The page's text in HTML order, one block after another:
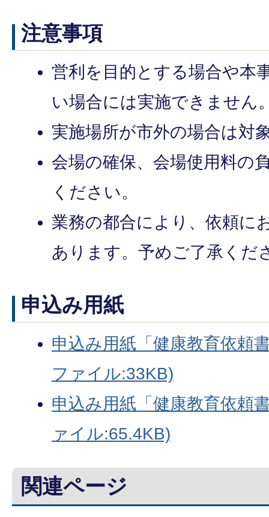
注意事項
営利を目的とする場合や本
い場合には実施できません
実施場所が市外の場合は対
会場の確保、会場使用料の
ください。
業務の都合により、依頼に
あります。予めご了承くだ
申込み用紙
申込み用紙「健康教育依頼
ファイル:33KB)
申込み用紙「健康教育依頼
ァイル:65.4KB)
関連ページ